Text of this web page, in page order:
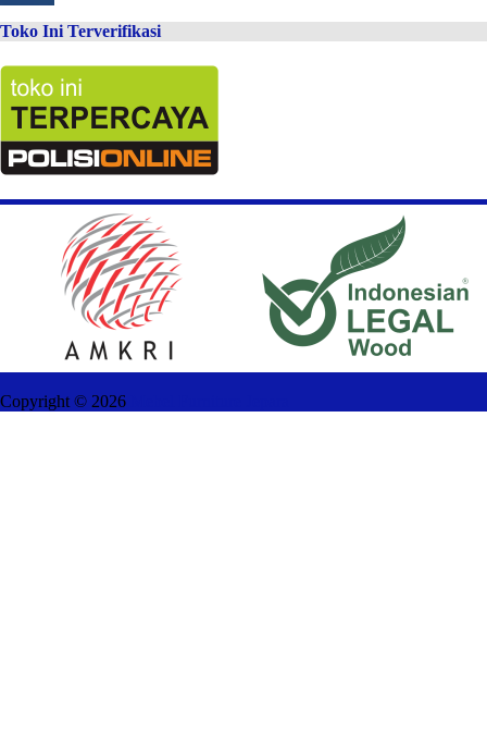
Toko Ini Terverifikasi
Copyright © 2026